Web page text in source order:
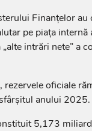
Finanțelor
pe piața
intrări nete” a
oficiale
anului 2025.
5,173